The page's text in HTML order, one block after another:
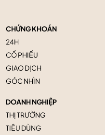
CHỨNG KHOÁN
24H
CỔ PHIẾU
GIAO DỊCH
GÓC NHÌN
DOANH NGHIỆP
THỊ TRƯỜNG
TIÊU DÙNG